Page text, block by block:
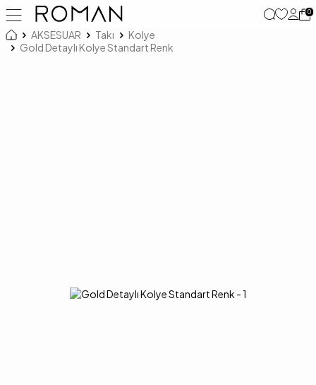
0
AKSESUAR Takı
Kolye
Gold Detaylı Kolye Standart Renk